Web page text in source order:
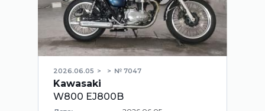
2026.06.05 № 7047
Kawasaki
W800 EJ800B